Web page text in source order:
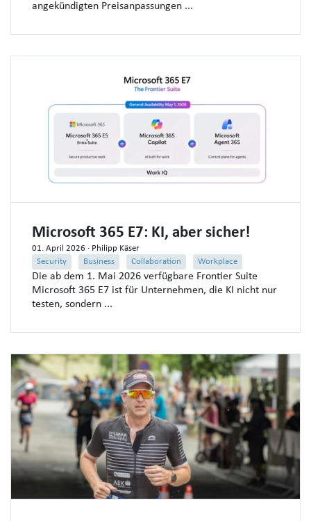
angekündigten Preisanpassungen ...
Microsoft 365 E7: KI, aber sicher!
01. April 2026 · Philipp Käser
Security
Business Collaboration Workplace
Die ab dem 1. Mai 2026 verfügbare Frontier Suite
Microsoft 365 E7 ist für Unternehmen, die KI nicht nur
testen, sondern ...